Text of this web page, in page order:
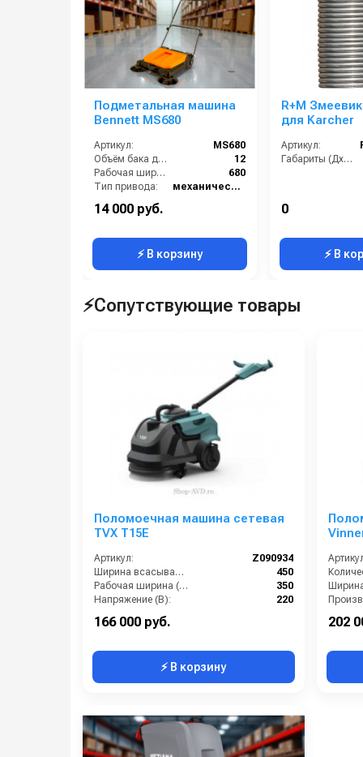
Подметальная машина
Bennett MS680
Артикул:
MS680
Объём бака для грязи (л):
12
Рабочая ширина (мм):
680
Тип привода:
механический
Производительность по площади (м2/ч):
Страна-производитель:
14 000 руб.
⚡ В корзину
R+M
для Karcher
Артикул:
Габариты (ДхШхВ):
0
⚡ В
⚡Сопутствующие товары
Поломоечная машина сетевая
TVX T15E
Артикул:
Z090934
Ширина всасывающей балки (мм):
450
Рабочая ширина (мм):
350
Напряжение (В):
220
166 000 руб.
⚡ В корзину
202